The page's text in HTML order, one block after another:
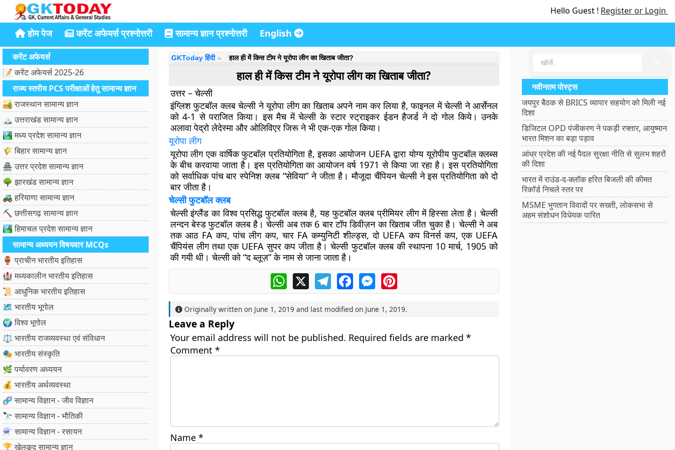
Hello Guest ! Register or Login
होम पेज करेंट अफेयर्स प्रश्नोत्तरी सामान्य ज्ञान प्रश्नोत्तरी English
करेंट अफेयर्स
📝 करेंट अफेयर्स 2025-26
राज्य स्तरीय PCS परीक्षाओं हेतु सामान्य ज्ञान
🏜️ राजस्थान सामान्य ज्ञान
🏔️ उत्तराखंड सामान्य ज्ञान
🏞️ मध्य प्रदेश सामान्य ज्ञान
🌾 बिहार सामान्य ज्ञान
🏯 उत्तर प्रदेश सामान्य ज्ञान
🌳 झारखंड सामान्य ज्ञान
🚜 हरियाणा सामान्य ज्ञान
⛏️ छत्तीसगढ़ सामान्य ज्ञान
🏞️ हिमाचल प्रदेश सामान्य ज्ञान
सामान्य अध्ययन विषयवार MCQs
🏺 प्राचीन भारतीय इतिहास
🏰 मध्यकालीन भारतीय इतिहास
📜 आधुनिक भारतीय इतिहास
🗺️ भारतीय भूगोल
🌍 विश्व भूगोल
⚖️ भारतीय राजव्यवस्था एवं संविधान
🎭 भारतीय संस्कृति
🌿 पर्यावरण अध्ययन
💰 भारतीय अर्थव्यवस्था
🧬 सामान्य विज्ञान - जीव विज्ञान
🔭 सामान्य विज्ञान - भौतिकी
⚗️ सामान्य विज्ञान - रसायन
🏆 खेलकूद सामान्य ज्ञान
GKToday हिंदी हाल ही में किस टीम ने यूरोपा लीग का खिताब जीता?
हाल ही में किस टीम ने यूरोपा लीग का खिताब जीता?
उत्तर – चेल्सी
इंग्लिश फुटबॉल क्लब चेल्सी ने यूरोपा लीग का खिताब अपने नाम कर लिया है, फाइनल में चेल्सी ने आर्सेनल
को 4-1 से पराजित किया। इस मैच में चेल्सी के स्टार स्ट्राइकर ईडन हैजर्ड ने दो गोल किये। उनके
अलावा पेद्रो लेदेस्मा और ओलिविएर जिरू ने भी एक-एक गोल किया।
यूरोपा लीग
यूरोपा लीग एक वार्षिक फुटबॉल प्रतियोगिता है, इसका आयोजन UEFA द्वारा योग्य यूरोपीय फुटबॉल क्लब्स
के बीच करवाया जाता है। इस प्रतियोगिता का आयोजन वर्ष 1971 से किया जा रहा है। इस प्रतियोगिता
को सर्वाधिक पांच बार स्पेनिश क्लब “सेविया” ने जीता है। मौजूदा चैंपियन चेल्सी ने इस प्रतियोगिता को दो
बार जीता है।
चेल्सी फुटबॉल क्लब
चेल्सी इंग्लैंड का विश्व प्रसिद्ध फुटबॉल क्लब है, यह फुटबॉल क्लब प्रीमियर लीग में हिस्सा लेता है। चेल्सी
लन्दन बेस्ड फुटबॉल क्लब है। चेल्सी अब तक 6 बार टॉप डिवीज़न का खिताब जीत चुका है। चेल्सी ने अब
तक आठ FA कप, पांच लीग कप, चार FA कम्युनिटी शील्ड्स, दो UEFA कप विनर्स कप, एक UEFA
चैंपियंस लीग तथा एक UEFA सुपर कप जीता है। चेल्सी फुटबॉल क्लब की स्थापना 10 मार्च, 1905 को
की गयी थी। चेल्सी को “द ब्लूज़” के नाम से जाना जाता है।
WhatsApp
X TelegramFacebookMessengerPinterest
Originally written on June 1, 2019 and last modified on June 1, 2019.
Leave a Reply
Your email address will not be published. Required fields are marked *
Comment *
Name *
नवीनतम पोस्ट्स
जयपुर बैठक से BRICS व्यापार सहयोग को मिली नई
दिशा
डिजिटल OPD पंजीकरण ने पकड़ी रफ्तार, आयुष्मान
भारत मिशन का बड़ा पड़ाव
आंध्र प्रदेश की नई पैदल सुरक्षा नीति से सुलभ शहरों
की दिशा
भारत में राउंड-द-क्लॉक हरित बिजली की कीमत
रिकॉर्ड निचले स्तर पर
MSME भुगतान विवादों पर सख्ती, लोकसभा से
अहम संशोधन विधेयक पारित